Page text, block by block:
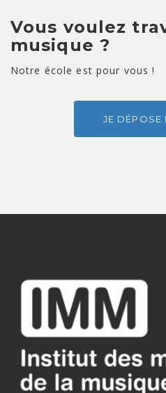
Vous voulez
musique ?
Notre école est pour vous !
JE DÉPOSE